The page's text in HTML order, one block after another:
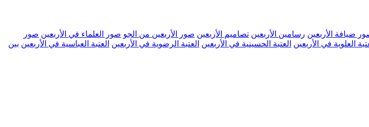
ضيافة الأربعين رسامين الأربعين تصاميم الأربعين صور الأربعين من الجو صور العلماء في الأربعين صور
العلوية في الأربعين العتبة الحسينية في الأربعين العتبة الرضوية في الأربعين العتبة العباسية في الأربعين بين